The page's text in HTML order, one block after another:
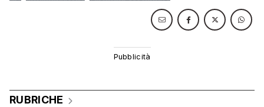
RUBRICHE